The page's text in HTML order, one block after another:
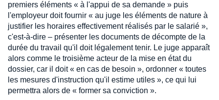
premiers éléments « à l'appui de sa demande » puis
l'employeur doit fournir « au juge les éléments de nature à
justifier les horaires effectivement réalisés par le salarié »,
c'est-à-dire – présenter les documents de décompte de la
durée du travail qu'il doit légalement tenir. Le juge apparaît
alors comme le troisième acteur de la mise en état du
dossier, car il doit « en cas de besoin », ordonner « toutes
les mesures d'instruction qu'il estime utiles », ce qui lui
permettra alors de « former sa conviction ».